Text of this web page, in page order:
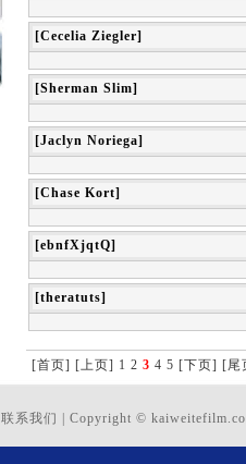
[Cecelia Ziegler]
[Sherman Slim]
[Jaclyn Noriega]
[Chase Kort]
[ebnfXjqtQ]
[theratuts]
[首页] [上页] 1 2 3 4 5 [下页] [尾
联系我们 Copyright ©